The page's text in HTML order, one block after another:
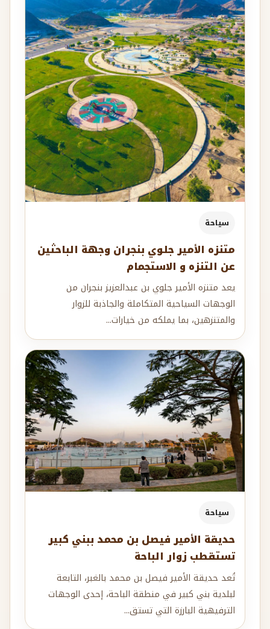
سياحة
متنزه الأمير جلوي بنجران وجهة الباحثين
عن التنزه و الاستجمام
يعد متنزه الأمير جلوي بن عبدالعزيز بنجران من
الوجهات السياحية المتكاملة والجاذبة للزوار
والمتنزهين، بما يملكه من خيارات...
سياحة
حديقة الأمير فيصل بن محمد ببني كبير
تستقطب زوار الباحة
تُعد حديقة الأمير فيصل بن محمد بالغبر، التابعة
لبلدية بني كبير في منطقة الباحة، إحدى الوجهات
الترفيهية البارزة التي تستق...